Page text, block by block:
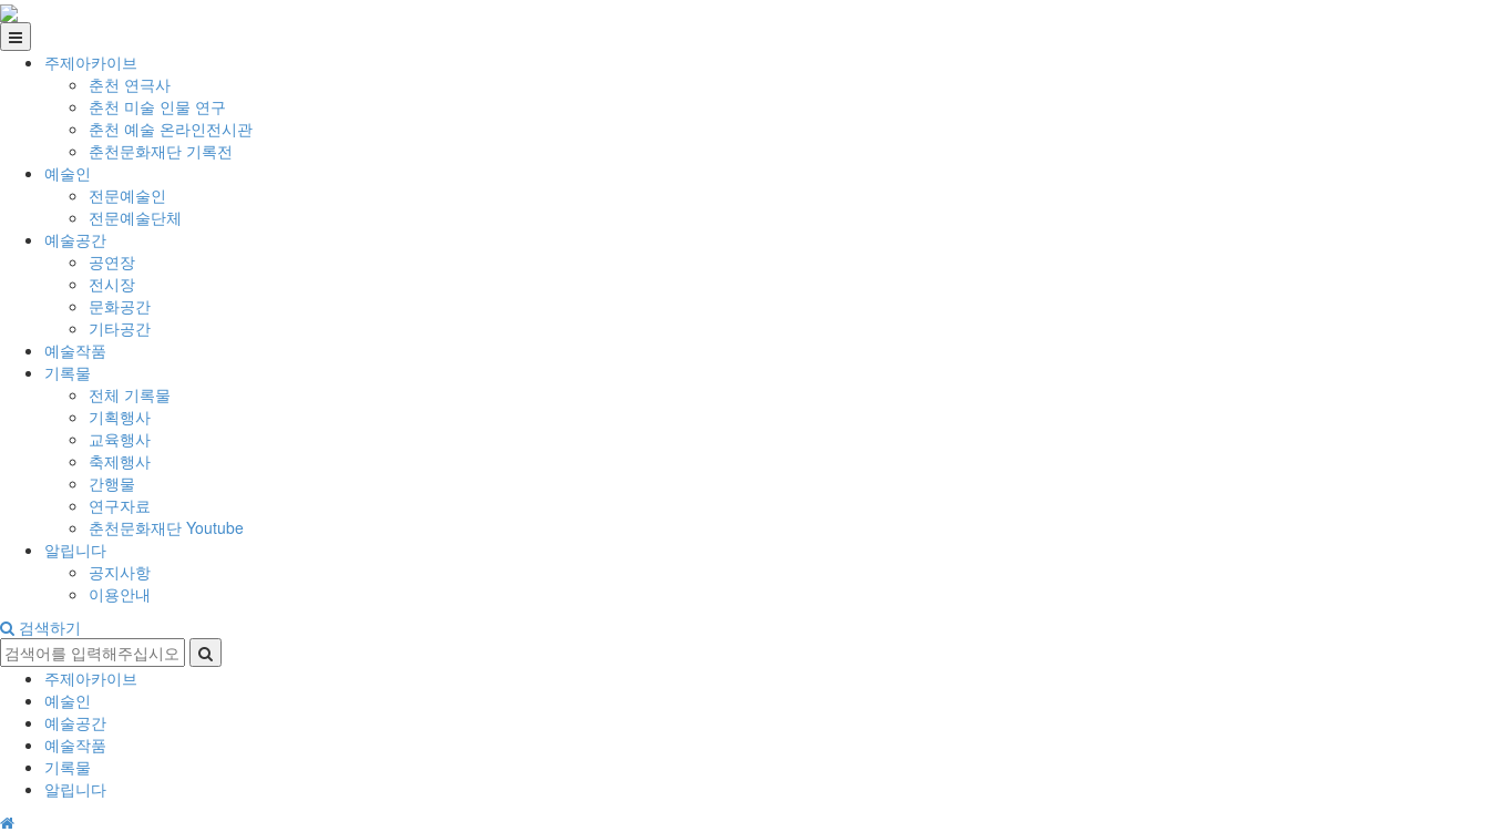
주제아카이브
춘천 연극사
춘천 미술 인물 연구
춘천 예술 온라인전시관
춘천문화재단 기록전
예술인
전문예술인
전문예술단체
예술공간
공연장
전시장
문화공간
기타공간
예술작품
기록물
전체 기록물
기획행사
교육행사
축제행사
간행물
연구자료
춘천문화재단 Youtube
알립니다
공지사항
이용안내
검색하기
주제아카이브
예술인
예술공간
예술작품
기록물
알립니다